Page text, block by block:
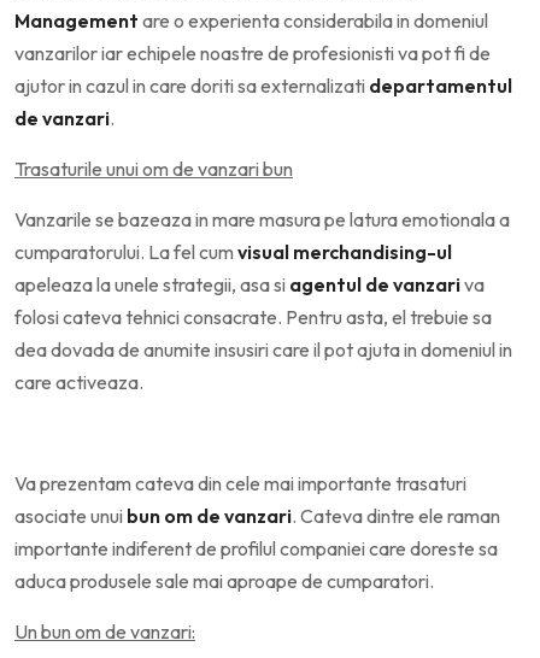
Management are o experienta considerabila in domeniul
vanzarilor iar echipele noastre de profesionisti va pot fi de
ajutor in cazul in care doriti sa externalizati departamentul
de vanzari.
Trasaturile unui om de vanzari bun
Vanzarile se bazeaza in mare masura pe latura emotionala a
cumparatorului. La fel cum visual merchandising-ul
apeleaza la unele strategii, asa si agentul de vanzariva
folosi cateva tehnici consacrate. Pentru asta, el trebuie sa
dea dovada de anumite insusiri care il pot ajuta in domeniul in
care activeaza.
Va prezentam cateva din cele mai importante trasaturi
asociate unui bun om de vanzari. Cateva dintre ele raman
importante indiferent de profilul companiei care doreste sa
aduca produsele sale mai aproape de cumparatori.
Un bun om de vanzari: